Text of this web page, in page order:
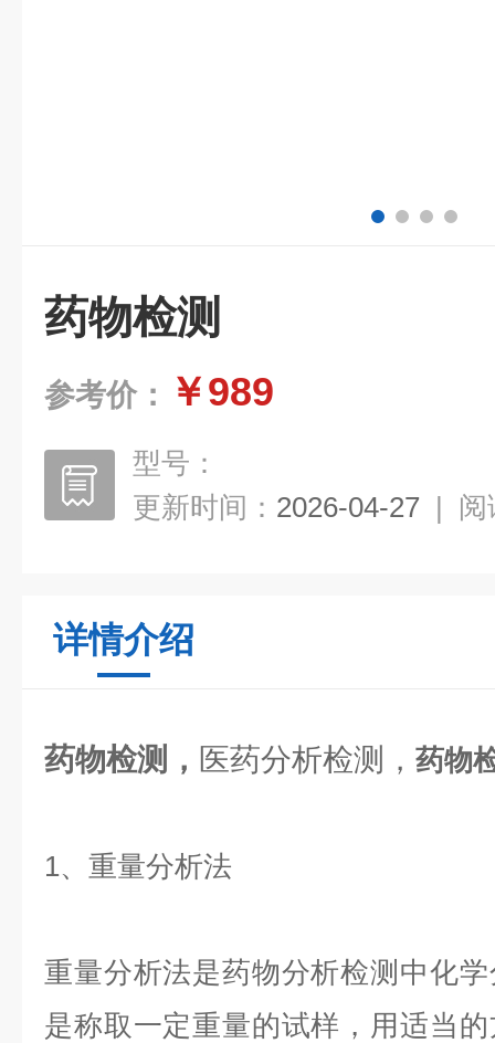
药物检测
参考价： ￥989
型号：
更新时间： 2026-04-27 | 阅
详情介绍
药物检测 ， 医药分析检测， 药物
1、重量分析法
重量分析法是药物分析检测中化
是称取一定重量的试样，用适当